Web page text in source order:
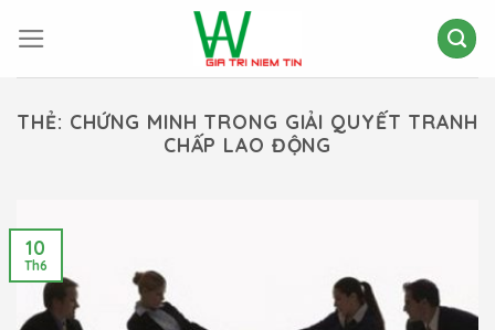
content
THẺ: CHỨNG MINH TRONG GIẢI QUYẾT TRANH
CHẤP LAO ĐỘNG
10
Th6